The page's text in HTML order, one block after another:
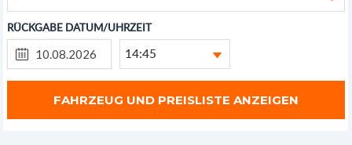
RÜCKGABE DATUM/UHRZEIT
14:45